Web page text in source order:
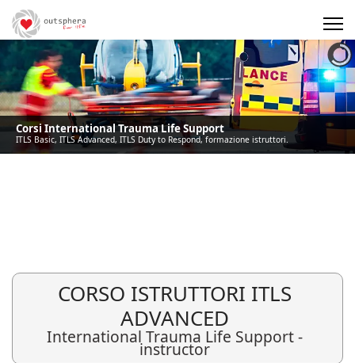
Corsi International Trauma Life Support
ITLS Basic, ITLS Advanced, ITLS Duty to Respond, formazione istruttori.
CORSO ISTRUTTORI ITLS
ADVANCED
International Trauma Life Support -
instructor